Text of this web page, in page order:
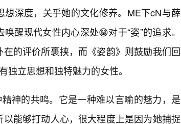
深度，关乎她的文化修养。ME下cN与薛
醒现代女性内心深处😁对于“姿”的追求。
的评价所裹挟，而《姿韵》则鼓励我们回
独立思想和独特魅力的女性。
神的共鸣。它是一种难以言喻的魅力，是
能够打动人心，很大程度上是因为她捕捉